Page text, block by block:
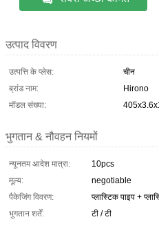
उत्पाद विवरण
उत्पत्ति के प्लेस:
चीन
ब्रांड नाम:
Hirono
मॉडल संख्या:
भुगतान & नौवहन नियमों
न्यूनतम आदेश मात्रा:
10pcs
मूल्य:
negotiable
पैकेजिंग विवरण:
प्लास्टिक पाइप +
भुगतान शर्तें:
टी / टी